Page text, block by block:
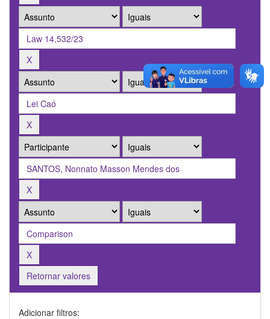
Retornar valores
Adicionar filtros: